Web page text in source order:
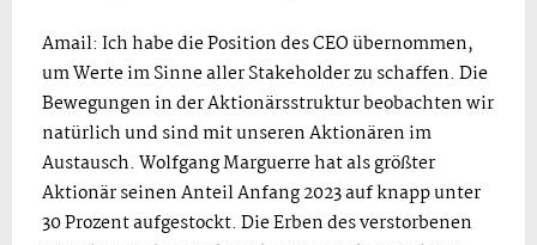
Amail: Ich habe die Position des CEO übernommen,
um Werte im Sinne aller Stakeholder zu schaffen. Die
Bewegungen in der Aktionärsstruktur beobachten wir
natürlich und sind mit unseren Aktionären im
Austausch. Wolfgang Marguerre hat als größter
Aktionär seinen Anteil Anfang 2023 auf knapp unter
30 Prozent aufgestockt. Die Erben des verstorbenen